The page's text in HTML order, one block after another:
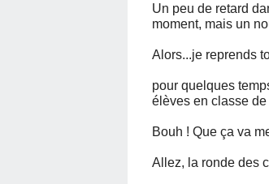
Un peu de retard
moment, mais un
Alors...je reprends
pour quelques
élèves en classe
Bouh ! Que ça va
Allez, la ronde des